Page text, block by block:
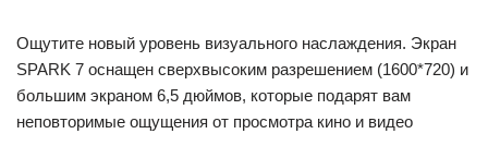
Ощутите новый уровень визуального наслаждения. Экран
SPARK 7 оснащен сверхвысоким разрешением (1600*720) и
большим экраном 6,5 дюймов, которые подарят вам
неповторимые ощущения от просмотра кино и видео